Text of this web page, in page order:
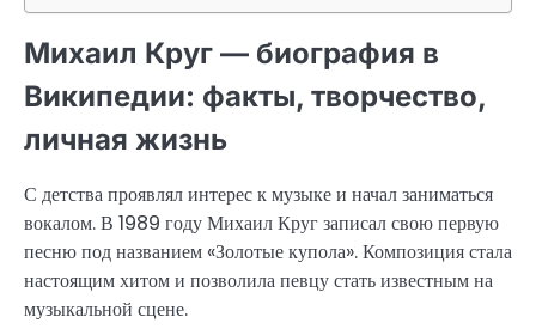
Михаил Круг — биография в
Википедии: факты, творчество,
личная жизнь
С детства проявлял интерес к музыке и начал заниматься
вокалом. В 1989 году Михаил Круг записал свою первую
песню под названием «Золотые купола». Композиция стала
настоящим хитом и позволила певцу стать известным на
музыкальной сцене.